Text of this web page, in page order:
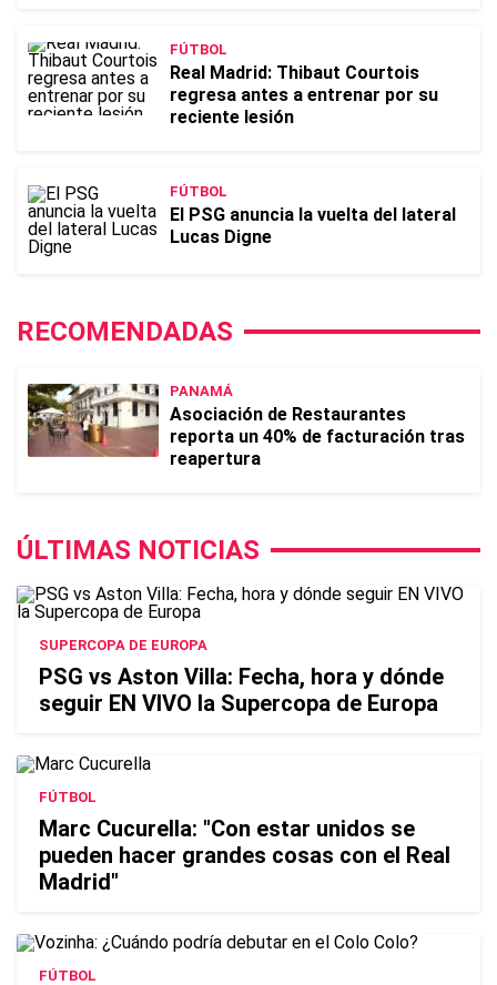
FÚTBOL
Real Madrid: Thibaut Courtois
regresa antes a entrenar por su
reciente lesión
FÚTBOL
El PSG anuncia la vuelta del lateral
Lucas Digne
RECOMENDADAS
PANAMÁ
Asociación de Restaurantes
reporta un 40% de facturación tras
reapertura
ÚLTIMAS NOTICIAS
SUPERCOPA DE EUROPA
PSG vs Aston Villa: Fecha, hora y dónde
seguir EN VIVO la Supercopa de Europa
FÚTBOL
Marc Cucurella: "Con estar unidos se
pueden hacer grandes cosas con el Real
Madrid"
FÚTBOL